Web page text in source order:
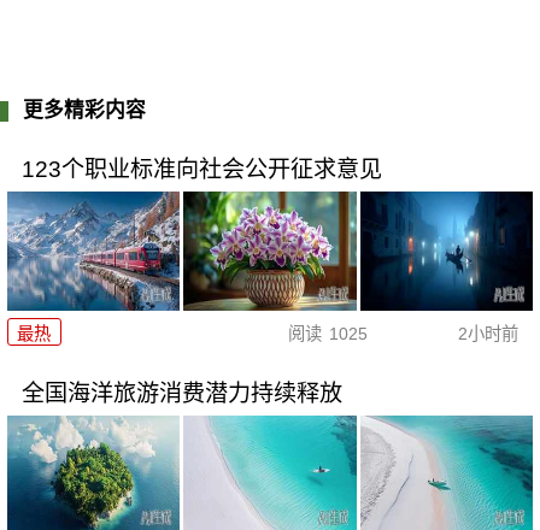
更多精彩内容
123个职业标准向社会公开征求意见
最热 阅读 1025 2小时前
全国海洋旅游消费潜力持续释放